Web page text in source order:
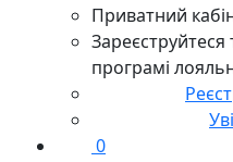
Приватний
програмі
0